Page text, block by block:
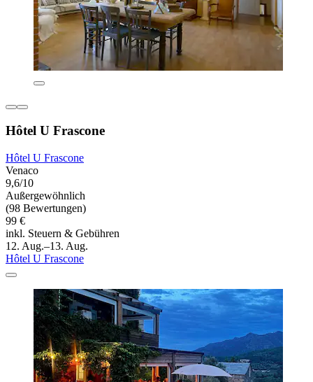
Hôtel U Frascone
Hôtel U Frascone
Venaco
9,6/10
Außergewöhnlich
(98 Bewertungen)
99 €
inkl. Steuern & Gebühren
12. Aug.–13. Aug.
Hôtel U Frascone